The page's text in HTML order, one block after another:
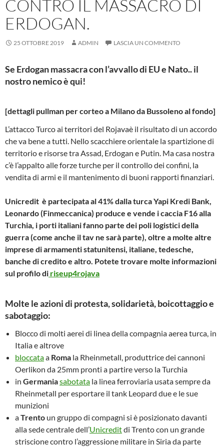
CONTRO IL MASSACRO DI
ERDOGAN.
25 OTTOBRE 2019 ADMIN LASCIA UN COMMENTO
Se Erdogan massacra con l’avvallo di EU e Nato.. il
nostro nemico è qui!
[dettagli pullman per corteo a Milano da Bussoleno al fondo]
L’attacco Turco ai territori del Rojavaè il risultato di un accordo
che va bene a tutti. Nello scacchiere orientale la spartizione di
territorio e risorse tra Assad, Erdogan e Putin. Ma casa nostra
c’è l’appalto alle forze turche per il controllo dei confini, la
vendita di armi e il mantenimento di buoni rapporti finanziari.
Unicredit è partecipata al 41% dalla turca Yapi Kredi Bank,
Leonardo (Finmeccanica) produce e vende i caccia F16 alla
Turchia, i porti italiani fanno parte dei poli logistici della
guerra (come anche il tav ne sarà parte), oltre a molte altre
imprese di armamenti statunitensi, italiane, tedesche,
banche di credito e altro. Potete trovare molte informazioni
sul profilo di riseup4rojava
Molte le azioni di protesta, solidarietà, boicottaggio e
sabotaggio:
Blocco di molti aerei di linea della compagnia aerea turca, in
Italia e altrove
bloccataa Roma la Rheinmetall, produttrice dei cannoni
Oerlikon da 25mm pronti a partire verso la Turchia
in Germaniasabotata la linea ferroviaria usata sempre da
Rheinmetall per esportare il tank Leopard due e le sue
munizioni
aTrento un gruppo di compagni si è posizionato davanti
alla sede centrale dell’Unicreditdi Trento con un grande
striscione contro l’aggressione militare in Siria da parte